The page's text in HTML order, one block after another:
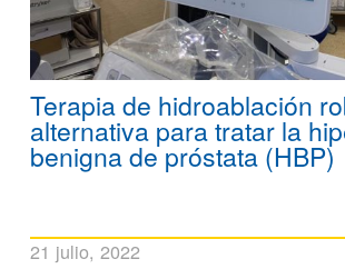
Terapia de hidroablación
alternativa para tratar la
benigna de próstata (HBP)
21 julio, 2022